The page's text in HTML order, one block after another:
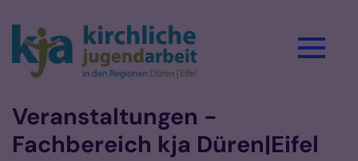
Veranstaltungen -
Fachbereich kja Düren|Eifel